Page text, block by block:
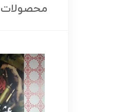
محصولات